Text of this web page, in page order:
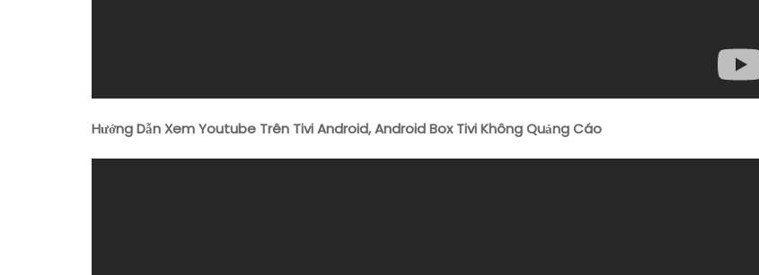
Hướng Dẫn Xem Youtube Trên Tivi Android, Android Box Tivi Không Quảng Cáo